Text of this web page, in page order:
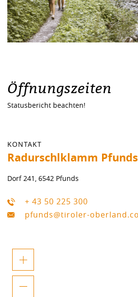
Öffnungszeiten
Statusbericht beachten!
KONTAKT
Radurschlklamm Pfunds
Dorf 241, 6542 Pfunds
+ 43 50 225 300
pfunds@tiroler-